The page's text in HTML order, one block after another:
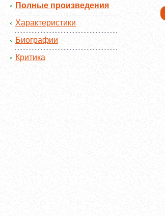
Полные произведения
Характеристики
Биографии
Критика